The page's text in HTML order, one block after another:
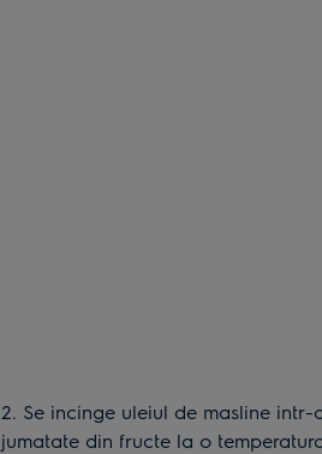
2. Se incinge uleiul de masline intr-o tigaie incapatoare si se rumeneste
jumatate din fructe la o